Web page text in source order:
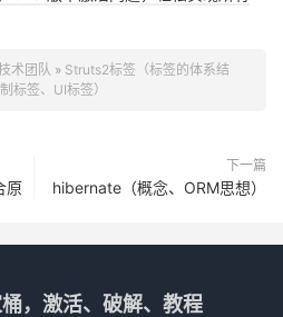
术团队 » Struts2标签（标签的体系结
标签、UI标签）
原
下一篇
hibernate（概念、ORM思想）
，激活、破解、教程